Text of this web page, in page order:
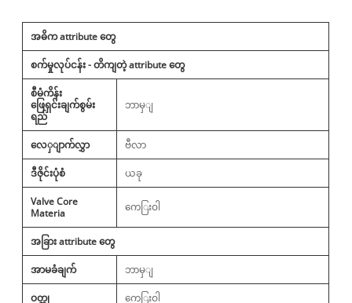
အဓိက attribute တွေ
စက်မှုလုပ်ငန်း - တိကျတဲ့ attribute တွေ
စီမံကိန်း
ဖြေရှင်းချက်စွမ်း
ရည်
ဘာမှျ
လေှျာက်လွှာ ဗီလာ
ဒီဇိုင်းပုံစံ ယခု
Valve Core
Materia
ကေြးဝါ
အခြား attribute တွေ
အာမခံချက် ဘာမှျ
ဝတ္တု ကေြးဝါ